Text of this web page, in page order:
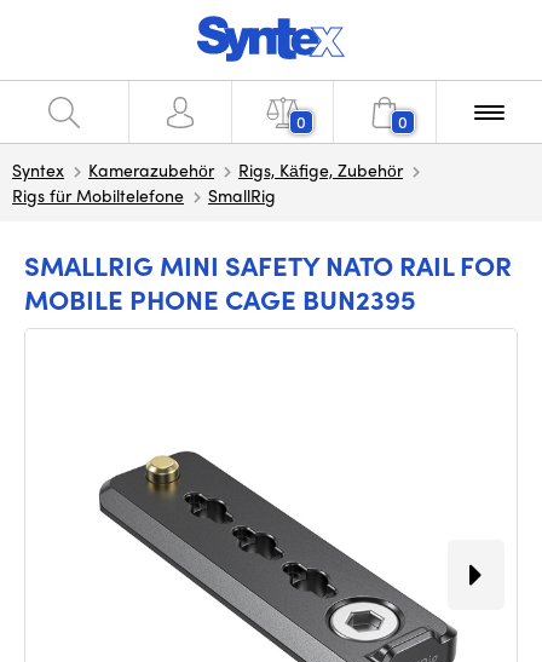
0 0
Syntex Kamerazubehör
Rigs, Käfige, Zubehör
Rigs für Mobiltelefone
SmallRig
SMALLRIG MINI SAFETY NATO RAIL FOR
MOBILE PHONE CAGE BUN2395